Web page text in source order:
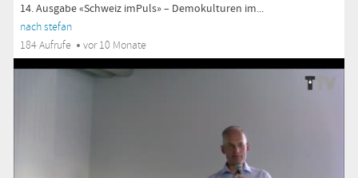
14. Ausgabe «Schweiz imPuls» – Demokulturen im...
nach stefan
184 Aufrufe
vor 10 Monate